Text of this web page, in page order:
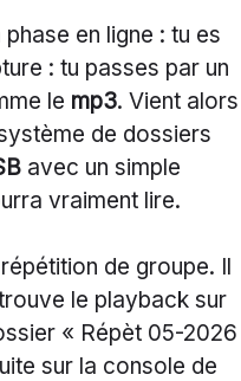
en ligne : tu es
: tu passes par un
le mp3. Vient alors
de dossiers
avec un simple
vraiment lire.
de groupe. Il
le playback sur
« Répèt 05-2026
sur la console de